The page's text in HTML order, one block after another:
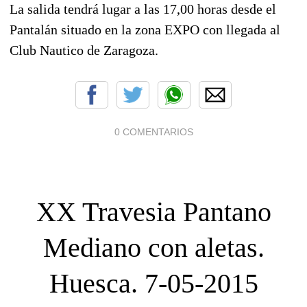
La salida tendrá lugar a las 17,00 horas desde el
Pantalán situado en la zona EXPO con llegada al
Club Nautico de Zaragoza.
0 COMENTARIOS
XX Travesia Pantano
Mediano con aletas.
Huesca. 7-05-2015